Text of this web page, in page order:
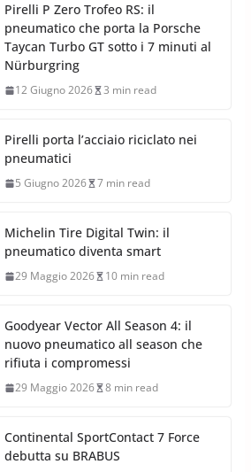
Pirelli P Zero Trofeo RS: il
pneumatico che porta la Porsche
Taycan Turbo GT sotto i 7 minuti al
Nürburgring
12 Giugno 2026 3 min read
Pirelli porta l’acciaio riciclato nei
pneumatici
5 Giugno 2026 7 min read
Michelin Tire Digital Twin: il
pneumatico diventa smart
29 Maggio 2026 10 min read
Goodyear Vector All Season 4: il
nuovo pneumatico all season che
rifiuta i compromessi
29 Maggio 2026 8 min read
Continental SportContact 7 Force
debutta su BRABUS